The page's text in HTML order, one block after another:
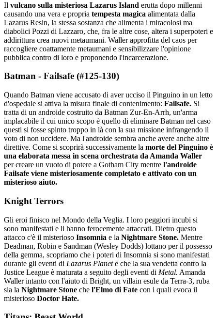
Il vulcano sulla misteriosa Lazarus Island erutta dopo millenni
causando una vera e propria tempesta magica alimentata dalla
Lazarus Resin, la stessa sostanza che alimenta i miracolosi ma
diabolici Pozzi di Lazzaro, che, fra le altre cose, altera i superpoteri e
addirittura crea nuovi metaumani. Waller approfitta del caos per
raccogliere coattamente metaumani e sensibilizzare l'opinione
pubblica contro di loro e proponendo l'incarcerazione.
Batman - Failsafe (#125-130)
Quando Batman viene accusato di aver ucciso il Pinguino in un letto
d'ospedale si attiva la misura finale di contenimento: Failsafe. Si
tratta di un androide costruito da Batman Zur-En-Arrh, un'arma
implacabile il cui unico scopo è quello di eliminare Batman nel caso
questi si fosse spinto troppo in là con la sua missione infrangendo il
voto di non uccidere. Ma l'androide sembra anche avere anche altre
direttive. Come si scoprirà successivamente la morte del Pinguino è
una elaborata messa in scena orchestrata da Amanda Waller
per creare un vuoto di potere a Gotham City mentre l'androide
Failsafe viene misteriosamente completato e attivato con un
misterioso aiuto.
Knight Terrors
Gli eroi finisco nel Mondo della Veglia. I loro peggiori incubi si
sono manifestati e li hanno ferocemente attaccati. Dietro questo
attacco c'è il misterioso Insomnia e la Nightmare Stone. Mentre
Deadman, Robin e Sandman (Wesley Dodds) lottano per il possesso
della gemma, scopriamo che i poteri di Insomnia si sono manifestati
durante gli eventi di Lazarus Planete che la sua vendetta contro la
Justice League è maturata a seguito degli eventi di Metal. Amanda
Waller intanto con l'aiuto di Bright, un villain esule da Terra-3, ruba
sia la Nightmare Stone che l'Elmo di Fate con i quali evoca il
misterioso Doctor Hate.